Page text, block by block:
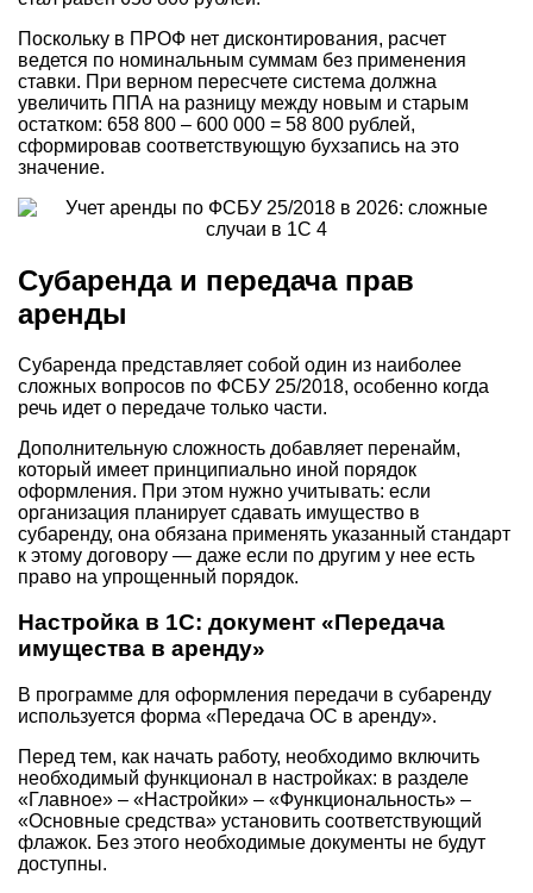
Поскольку в ПРОФ нет дисконтирования, расчет
ведется по номинальным суммам без применения
ставки. При верном пересчете система должна
увеличить ППА на разницу между новым и старым
остатком: 658 800 – 600 000 = 58 800 рублей,
сформировав соответствующую бухзапись на это
значение.
Субаренда и передача прав
аренды
Субаренда представляет собой один из наиболее
сложных вопросов по ФСБУ 25/2018, особенно когда
речь идет о передаче только части.
Дополнительную сложность добавляет перенайм,
который имеет принципиально иной порядок
оформления. При этом нужно учитывать: если
организация планирует сдавать имущество в
субаренду, она обязана применять указанный стандарт
к этому договору — даже если по другим у нее есть
право на упрощенный порядок.
Настройка в 1С: документ «Передача
имущества в аренду»
В программе для оформления передачи в субаренду
используется форма «Передача ОС в аренду».
Перед тем, как начать работу, необходимо включить
необходимый функционал в настройках: в разделе
«Главное» – «Настройки» – «Функциональность» –
«Основные средства» установить соответствующий
флажок. Без этого необходимые документы не будут
доступны.